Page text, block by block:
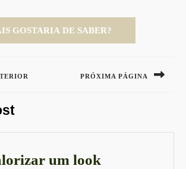
PRÓXIMA PÁGINA
um look